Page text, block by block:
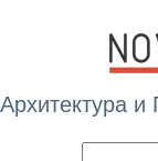
Архитектура и